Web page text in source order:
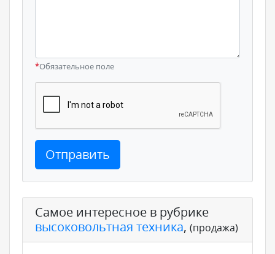
*Обязательное поле
Отправить
Самое интересное в рубрике
высоковольтная техника, (продажа)